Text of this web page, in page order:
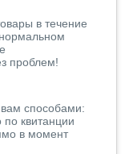
в течение
проблем!
способами:
квитанции
в момент